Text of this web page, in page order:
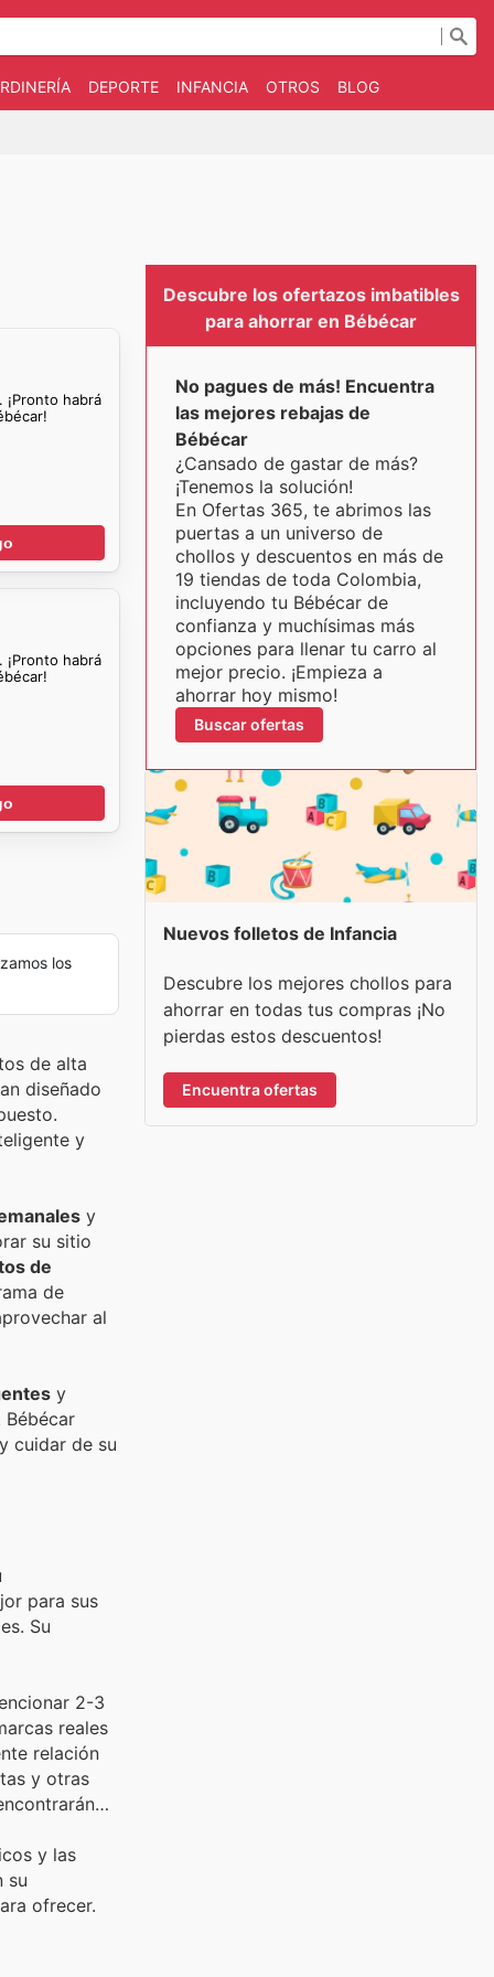
DEPORTE INFANCIA OTROS BLOG
¡Pronto habrá
¡Pronto habrá
los
de alta
diseñado
y
y
su sitio
de
de
al
y
cuidar de su
para sus
Su
2-3
reales
relación
y otras
y las
su
ofrecer.
Descubre los ofertazos imbatibles
para ahorrar en Bébécar
No pagues de más! Encuentra
las mejores rebajas de
Bébécar
¿Cansado de gastar de más?
¡Tenemos la solución!
En Ofertas 365, te abrimos las
puertas a un universo de
chollos y descuentos en más de
19 tiendas de toda Colombia,
incluyendo tu Bébécar de
confianza y muchísimas más
opciones para llenar tu carro al
mejor precio. ¡Empieza a
ahorrar hoy mismo!
Buscar ofertas
Nuevos folletos de Infancia
Descubre los mejores chollos para
ahorrar en todas tus compras ¡No
pierdas estos descuentos!
Encuentra ofertas